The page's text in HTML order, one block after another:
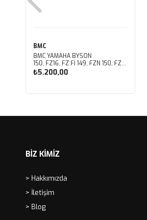
BMC
BMC YAMAHA BYSON
150, FZ16, FZ FI 149, FZN 150, FZS
FI V3 KUTU İÇİ PERFORMANS
HAVA FİLTRESİ FM01147
₺5.200,00
BİZ KİMİZ
> Hakkımızda
> İletişim
> Blog